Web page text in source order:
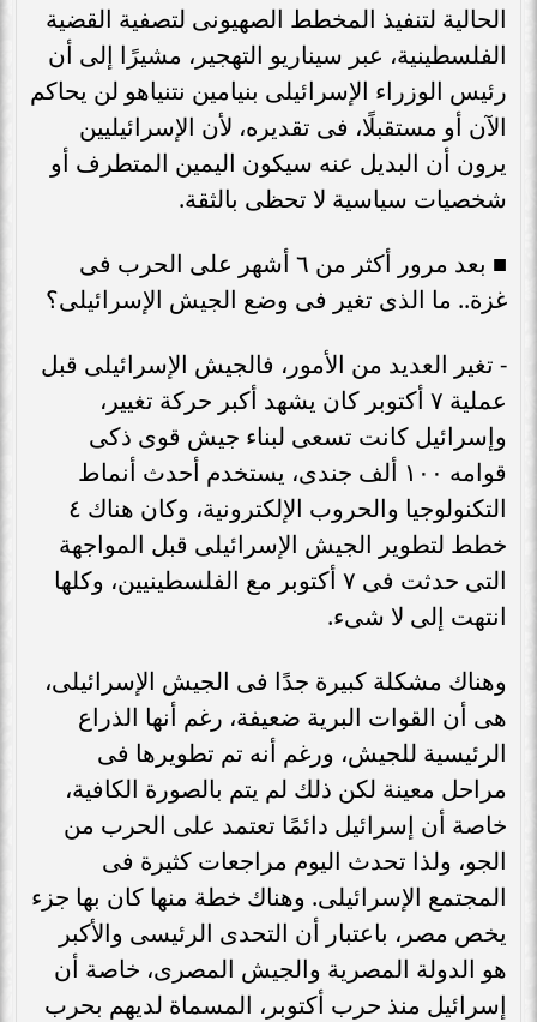
الحالية لتنفيذ المخطط الصهيونى لتصفية القضية
الفلسطينية، عبر سيناريو التهجير، مشيرًا إلى أن
رئيس الوزراء الإسرائيلى بنيامين نتنياهو لن يحاكم
الآن أو مستقبلًا، فى تقديره، لأن الإسرائيليين
يرون أن البديل عنه سيكون اليمين المتطرف أو
شخصيات سياسية لا تحظى بالثقة.
■ بعد مرور أكثر من ٦ أشهر على الحرب فى
غزة.. ما الذى تغير فى وضع الجيش الإسرائيلى؟
- تغير العديد من الأمور، فالجيش الإسرائيلى قبل
عملية ٧ أكتوبر كان يشهد أكبر حركة تغيير،
وإسرائيل كانت تسعى لبناء جيش قوى ذكى
قوامه ١٠٠ ألف جندى، يستخدم أحدث أنماط
التكنولوجيا والحروب الإلكترونية، وكان هناك ٤
خطط لتطوير الجيش الإسرائيلى قبل المواجهة
التى حدثت فى ٧ أكتوبر مع الفلسطينيين، وكلها
انتهت إلى لا شىء.
وهناك مشكلة كبيرة جدًا فى الجيش الإسرائيلى،
هى أن القوات البرية ضعيفة، رغم أنها الذراع
الرئيسية للجيش، ورغم أنه تم تطويرها فى
مراحل معينة لكن ذلك لم يتم بالصورة الكافية،
خاصة أن إسرائيل دائمًا تعتمد على الحرب من
الجو، ولذا تحدث اليوم مراجعات كثيرة فى
المجتمع الإسرائيلى. وهناك خطة منها كان بها جزء
يخص مصر، باعتبار أن التحدى الرئيسى والأكبر
هو الدولة المصرية والجيش المصرى، خاصة أن
إسرائيل منذ حرب أكتوبر، المسماة لديهم بحرب